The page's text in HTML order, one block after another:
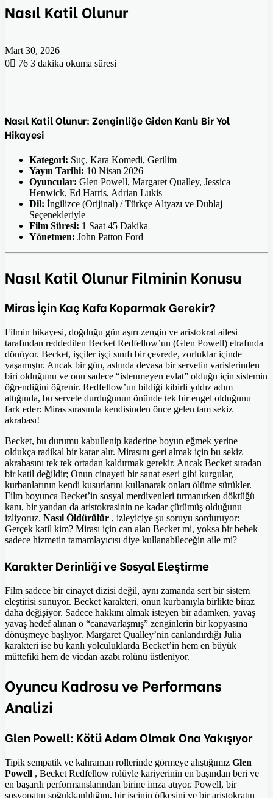
Nasıl Katil Olunur
Mart 30, 2026
0
76 3 dakika okuma süresi
Nasıl Katil Olunur: Zenginliğe Giden Kanlı Bir Yol
Hikayesi
Kategori: Suç, Kara Komedi, Gerilim
Yayın Tarihi: 10 Nisan 2026
Oyuncular: Glen Powell, Margaret Qualley, Jessica
Henwick, Ed Harris, Adrian Lukis
Dil: İngilizce (Orijinal) / Türkçe Altyazı ve Dublaj
Seçenekleriyle
Film Süresi: 1 Saat 45 Dakika
Yönetmen: John Patton Ford
Nasıl Katil Olunur Filminin Konusu
Miras İçin Kaç Kafa Koparmak Gerekir?
Filmin hikayesi, doğduğu gün aşırı zengin ve aristokrat ailesi
tarafından reddedilen Becket Redfellow’un (Glen Powell) etrafında
dönüyor. Becket, işçiler işçi sınıfı bir çevrede, zorluklar içinde
yaşamıştır. Ancak bir gün, aslında devasa bir servetin varislerinden
biri olduğunu ve onu sadece “istenmeyen evlat” olduğu için sistemin
öğrendiğini öğrenir. Redfellow’un bildiği kibirli yıldız adım
attığında, bu servete durduğunun önünde tek bir engel olduğunu
fark eder: Miras sırasında kendisinden önce gelen tam sekiz
akrabası!
Becket, bu durumu kabullenip kaderine boyun eğmek yerine
oldukça radikal bir karar alır. Mirasını geri almak için bu sekiz
akrabasını tek tek ortadan kaldırmak gerekir. Ancak Becket sıradan
bir katil değildir; Onun cinayeti bir sanat eseri gibi kurgular,
kurbanlarının kendi kusurlarını kullanarak onları ölüme sürükler.
Film boyunca Becket’in sosyal merdivenleri tırmanırken döktüğü
kanı, bir yandan da aristokrasinin ne kadar çürümüş olduğunu
izliyoruz. Nasıl Öldürülür , izleyiciye şu soruyu sorduruyor:
Gerçek katil kim? Mirası için can alan Becket mi, yoksa bir bebek
sadece hizmetin tamamlayıcısı diye kullanabileceğin aile mi?
Karakter Derinliği ve Sosyal Eleştirme
Film sadece bir cinayet dizisi değil, aynı zamanda sert bir sistem
eleştirisi sunuyor. Becket karakteri, onun kurbanıyla birlikte biraz
daha değişiyor. Sadece hakkını almak isteyen bir adamken, yavaş
yavaş hedef alınan o “canavarlaşmış” zenginlerin bir kopyasına
dönüşmeye başlıyor. Margaret Qualley’nin canlandırdığı Julia
karakteri ise bu kanlı yolculuklarda Becket’in hem en büyük
müttefiki hem de vicdan azabı rolünü üstleniyor.
Oyuncu Kadrosu ve Performans
Analizi
Glen Powell: Kötü Adam Olmak Ona Yakışıyor
Tipik sempatik ve kahraman rollerinde görmeye alıştığımız Glen
Powell , Becket Redfellow rolüyle kariyerinin en başından beri ve
en başarılı performanslarından birine imza atıyor. Powell, bir
sosyopatın soğukkanlılığını, bir işçinin öfkesini ve bir aristokratın